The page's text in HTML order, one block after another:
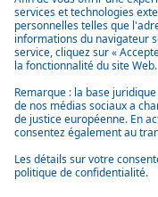
CINQ CHAMPS